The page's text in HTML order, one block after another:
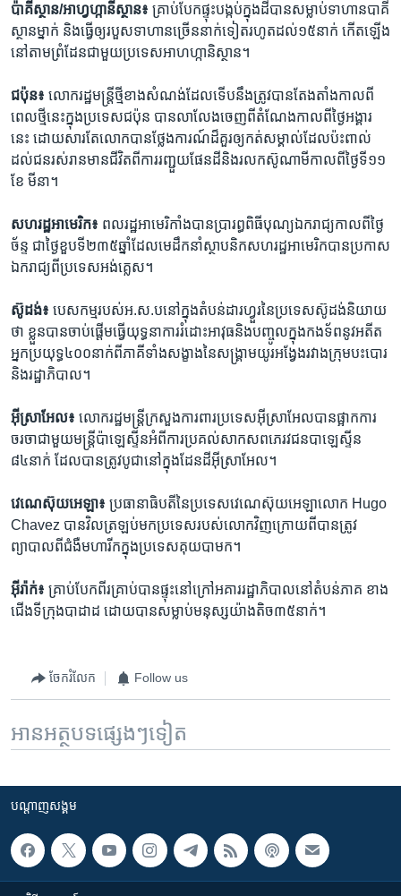
ប៉ាគីស្ថាន/អាហ្វហ្កានីស្ថាន៖ គ្រាប់បែក​ផ្ទុះ​បង្កប់​ក្នុង​ដី​បាន​សម្លាប់​ទាហាន​បាគី
ស្ថាន​ម្នាក់​ និង​ធ្វើ​ឲ្យ​របួស​ទាហាន​ច្រើន​នាក់​ទៀត​រហូត​ដល់​១៥នាក់​ កើត​ឡើង​
នៅ​តាម​ព្រំដែន​ជាមួយ​ប្រទេស​អាហហ្កានិស្ថាន។
ជប៉ុន៖ លោក​រដ្ឋមន្ដ្រី​ថ្មី​ខាងសំណង់​ដែល​ទើប​នឹង​ត្រូវ​បាន​តែងតាំង​កាល​ពី​
ពេល​ថ្មី​នេះ​ក្នុង​ប្រទេស​ជប៉ុន​ បាន​លាលែង​ចេញ​ពី​តំណែង​កាល​ពី​ថ្ងៃ​អង្គារ​
នេះ​ ដោយសារ​តែ​លោក​បាន​ថ្លែងការណ៍​ដ៏​គួរ​ឲ្យ​កត់​សម្គាល់​ដែល​ប៉ះពាល់​
ដល់​ជន​រស់រាន​មាន​ជីវិត​ពី​ការ​រញ្ជួយ​ផែនដី​និង​រលក​ស៊ូណាមី​កាល​ពី​ថ្ងៃ​ទី​១១​
ខែ​ មីនា។
សហរដ្ឋ​អាមេរិក៖ ពលរដ្ឋ​អាមេរិកាំង​បាន​ប្រារព្ធ​ពិធី​បុណ្យ​ឯករាជ្យ​កាល​ពី​ថ្ងៃ
ច័ន្ទ​ ជា​ថ្ងៃ​ខួប​ទី​២៣៥ឆ្នាំ​ដែល​មេដឹកនាំ​ស្ថាបនិក​សហរដ្ឋ​អាមេរិក​បាន​ប្រកាស​
ឯករាជ្យ​ពី​ប្រទេស​អង់គ្លេស។
ស៊ូដង់៖ បេសកម្ម​របស់​អ.ស.ប​នៅ​ក្នុង​តំបន់​ដារហ្វួរ​នៃ​ប្រទេស​ស៊ូដង់​និយាយ​
ថា​ ខ្លួន​បាន​ចាប់​ផ្ដើម​ធ្វើ​យុទ្ធនាការ​រំដោះ​អាវុធ​និង​បញ្ចូល​ក្នុង​កងទ័ព​នូវ​អតីត​
អ្នក​ប្រយុទ្ធ​៤០០​នាក់​ពី​ភាគី​ទាំង​សង្ខាងនៃសង្រ្គាម​យូរអង្វែង​រវាង​ក្រុម​បះបោរ​
និង​រដ្ឋាភិបាល។
អ៊ីស្រាអែល៖ លោក​រដ្ឋមន្ដ្រី​ក្រសួង​ការពារ​ប្រទេស​អ៊ីស្រាអែល​បាន​ផ្អាក​ការ​
ចរចា​ជាមួយ​មន្ដ្រី​ប៉ាឡេស្ទីន​អំពី​ការ​ប្រគល់​សាកសព​ភេរវជន​បាឡេស្ទីន​
៨៤នាក់ ​ដែល​បាន​ត្រូវ​បូជា​នៅ​ក្នុង​ដែនដី​អ៊ីស្រាអែល។
វេណេស៊ុយអេឡា៖ ប្រធានាធិបតី​នៃ​ប្រទេស​វេណេស៊ុយអេឡា​លោក​ Hugo
Chavez បាន​វិល​ត្រឡប់​មក​ប្រទេស​របស់​លោក​វិញ​ក្រោយ​ពី​បាន​ត្រូវ​
ព្យាបាល​ពី​ជំងឺ​មហារីក​ក្នុង​ប្រទេស​គុយបា​មក។
អ៊ីរ៉ាក់៖ គ្រាប់បែក​ពីរ​គ្រាប់​បាន​ផ្ទុះ​នៅ​ក្រៅ​អគារ​រដ្ឋាភិបាល​នៅ​តំបន់​ភាគ​ ខាង​
ជើង​ទីក្រុង​បាដាដ​ ដោយ​បាន​សម្លាប់​មនុស្ស​យ៉ាង​តិច​៣៥​នាក់។
ចែករំលែក Follow us
អានអត្ថបទផ្សេងៗទៀត
បណ្តាញ​សង្គម